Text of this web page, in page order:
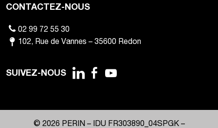
CONTACTEZ-NOUS
02 99 72 55 30
102 Rue de Vannes –35600 Redon
SUIVEZ-NOUS
© 2026 PERIN – IDU FR303890_04SPGK–